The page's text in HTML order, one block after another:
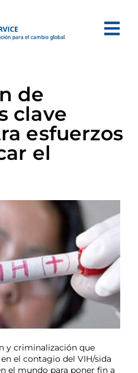
de
clave
esfuerzos
el
y criminalización que
el contagio del VIH/sida
el mundo para poner fin a